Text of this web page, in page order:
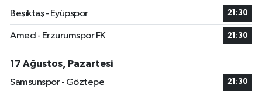
Beşiktaş - Eyüpspor 21:30
Amed - Erzurumspor FK 21:30
17 Ağustos, Pazartesi
Samsunspor - Göztepe
21:30